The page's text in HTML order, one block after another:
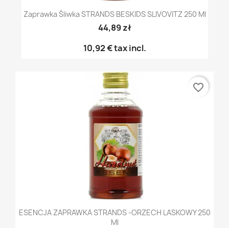
Zaprawka Śliwka STRANDS BESKIDS SLIVOVITZ 250 Ml
44,89 zł
10,92 €tax incl.
ESENCJA ZAPRAWKA STRANDS -ORZECH LASKOWY 250
Ml
favorite_border